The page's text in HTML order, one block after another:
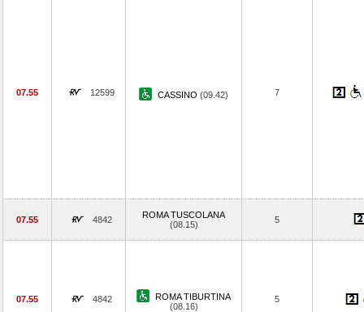
07.55 12599 CASSINO (09.42) 7
07.55 4842
ROMA TUSCOLANA
(08.15)
5
07.55 4842
ROMA TIBURTINA
(08.16)
5